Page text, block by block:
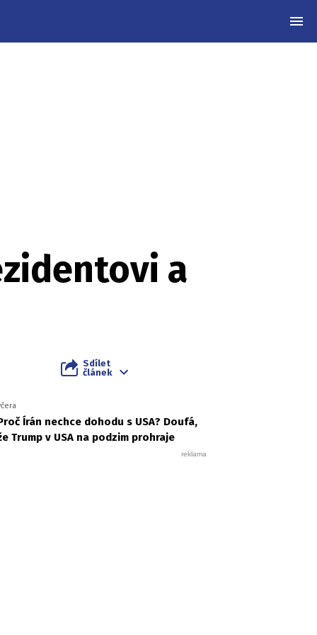
a
Sdílet
článek
Írán nechce dohodu s USA? Doufá,
Trump v USA na podzim prohraje